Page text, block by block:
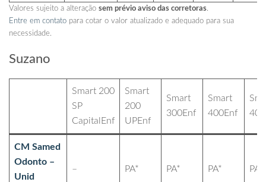
Valores sujeito a alteração sem prévio aviso das corretoras.
Entre em contato para cotar o valor atualizado e adequado para sua
necessidade.
Suzano
Smart 200
SP
CapitalEnf
Smart
200
UPEnf
Smart
300Enf
Smart
400Enf
CM Samed
Odonto –
Unid
– PA* PA* PA* PA*